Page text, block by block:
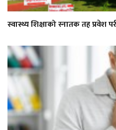
स्वास्थ्य शिक्षाको स्नातक तह